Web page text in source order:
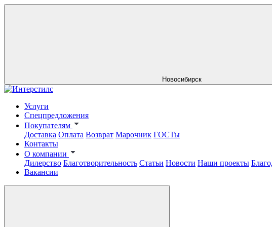
Новосибирск
Услуги
Спецпредложения
Покупателям
Доставка Оплата Возврат Марочник ГОСТы
Контакты
О компании
Дилерство Благотворительность Статьи Новости Наши проекты
Вакансии